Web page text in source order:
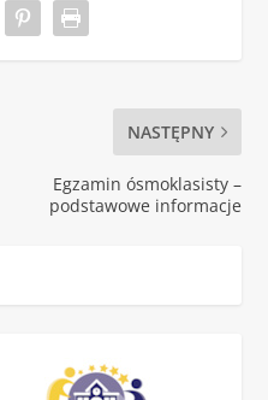
NASTĘPNY
Egzamin ósmoklasisty –
podstawowe informacje